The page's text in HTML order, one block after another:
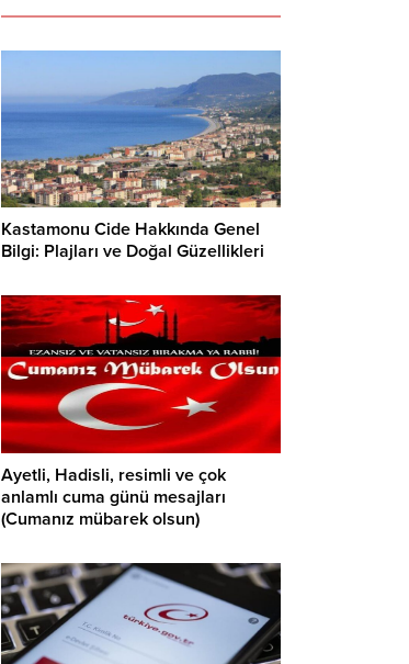
Kastamonu Cide Hakkında Genel
Bilgi: Plajları ve Doğal Güzellikleri
Ayetli, Hadisli, resimli ve çok
anlamlı cuma günü mesajları
(Cumanız mübarek olsun)